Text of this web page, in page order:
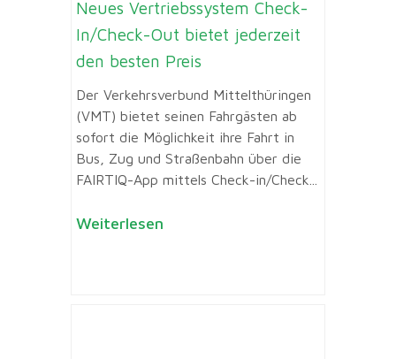
Neues Vertriebssystem Check-
In/Check-Out bietet jederzeit
den besten Preis
Der Verkehrsverbund Mittelthüringen
(VMT) bietet seinen Fahrgästen ab
sofort die Möglichkeit ihre Fahrt in
Bus, Zug und Straßenbahn über die
FAIRTIQ-App mittels Check-in/Check...
Weiterlesen